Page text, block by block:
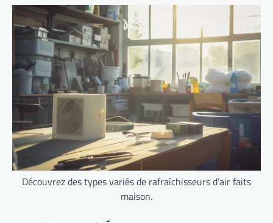
Découvrez des types variés de rafraîchisseurs d'air faits
maison.